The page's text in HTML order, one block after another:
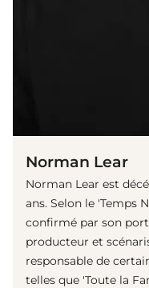
Norman Lear
Norman Lear est
ans. Selon le 'Temps
confirmé par son
producteur et
responsable de
telles que 'Toute la